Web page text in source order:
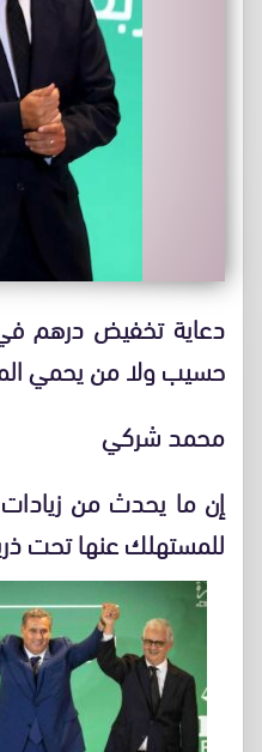
دعاية تخفيض درهم
حسيب ولا من يحمي
محمد شركي
إن ما يحدث من
للمستهلك عنها تحت